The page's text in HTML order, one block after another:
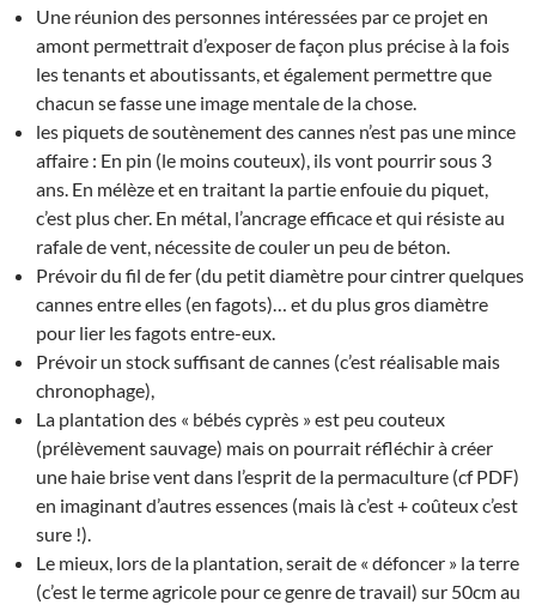
Une réunion des personnes intéressées par ce projet en
amont permettrait d’exposer de façon plus précise à la fois
les tenants et aboutissants, et également permettre que
chacun se fasse une image mentale de la chose.
les piquets de soutènement des cannes n’est pas une mince
affaire : En pin (le moins couteux), ils vont pourrir sous 3
ans. En mélèze et en traitant la partie enfouie du piquet,
c’est plus cher. En métal, l’ancrage efficace et qui résiste au
rafale de vent, nécessite de couler un peu de béton.
Prévoir du fil de fer (du petit diamètre pour cintrer quelques
cannes entre elles (en fagots)… et du plus gros diamètre
pour lier les fagots entre-eux.
Prévoir un stock suffisant de cannes (c’est réalisable mais
chronophage),
La plantation des « bébés cyprès » est peu couteux
(prélèvement sauvage) mais on pourrait réfléchir à créer
une haie brise vent dans l’esprit de la permaculture (cf PDF)
en imaginant d’autres essences (mais là c’est + coûteux c’est
sure !).
Le mieux, lors de la plantation, serait de « défoncer » la terre
(c’est le terme agricole pour ce genre de travail) sur 50cm au